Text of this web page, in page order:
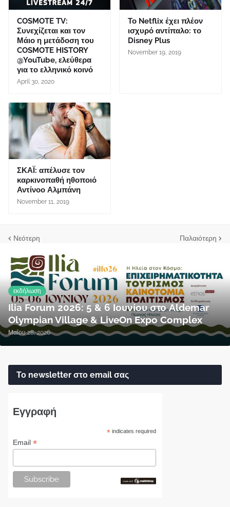
COSMOTE TV:
Συνεχίζεται και τον
Μάιο η μετάδοση του
COSMOTE HISTORY
@YouTube, ελεύθερα
για το ελληνικό κοινό
April 30, 2020
Το Netflix έχει πλέον
ισχυρό αντίπαλο: το
Disney Plus
November 19, 2019
ΣΚΑΪ: απέλυσε τον
καρκινοπαθή ηθοποιό
Αντίνοο Αλμπάνη
November 11, 2019
Νεότερη Παλαιότερη
εκδήλωση
Ilia Forum 2026: 5 & 6 Ιουνίου στο Aldemar
Olympian Village & LiveOn Expo Complex
Μαΐου 28, 2026
Το newsletter στο email σας
Εγγραφή
* indicates required
Email *